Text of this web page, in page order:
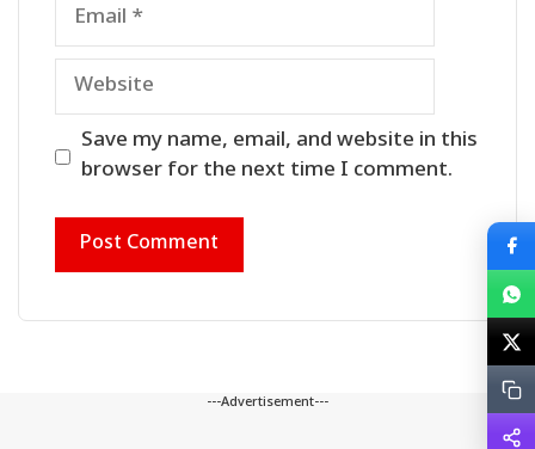
Website
Save my name, email, and website in this
browser for the next time I comment.
---Advertisement---